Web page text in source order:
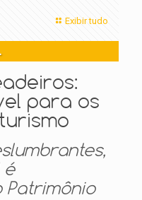
Exibir tudo
para os
é
Patrimônio